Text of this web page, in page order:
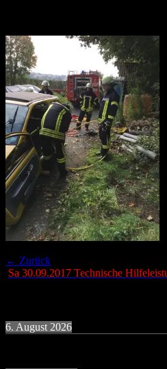
Beitragsnavigation
← ZurückVorheriger
Beitrag:
Sa 30.09.2017 Technische
6. August 2026